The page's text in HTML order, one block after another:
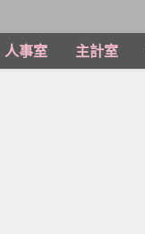
人事室 主計室